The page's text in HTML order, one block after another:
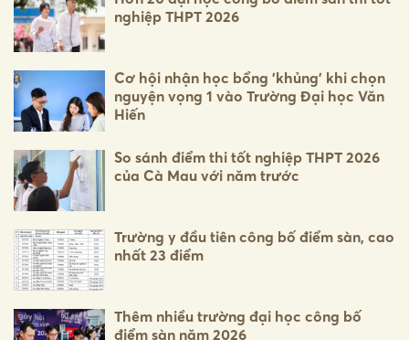
nghiệp THPT 2026
Cơ hội nhận học bổng 'khủng' khi chọn
nguyện vọng 1 vào Trường Đại học Văn
Hiến
So sánh điểm thi tốt nghiệp THPT 2026
của Cà Mau với năm trước
Trường y đầu tiên công bố điểm sàn, cao
nhất 23 điểm
Thêm nhiều trường đại học công bố
điểm sàn năm 2026